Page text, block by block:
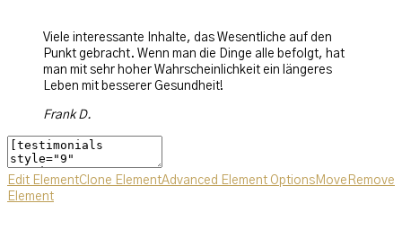
Viele interessante Inhalte, das Wesentliche auf den
Punkt gebracht. Wenn man die Dinge alle befolgt, hat
man mit sehr hoher Wahrscheinlichkeit ein längeres
Leben mit besserer Gesundheit!
Frank D.
Edit ElementClone ElementAdvanced Element Options Move Remove
Element